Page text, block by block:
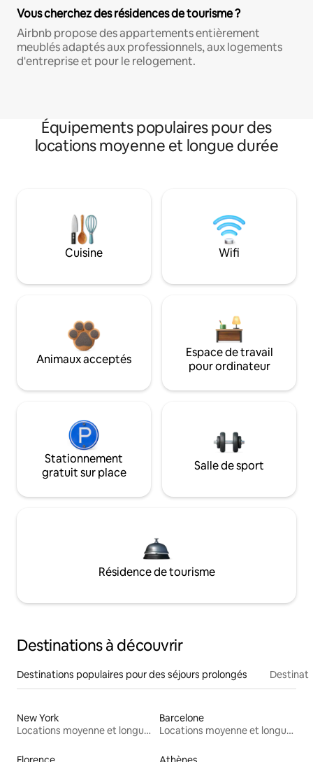
Vous cherchez des résidences de tourisme ?
Airbnb propose des appartements entièrement
meublés adaptés aux professionnels, aux logements
d'entreprise et pour le relogement.
Équipements populaires pour des
locations moyenne et longue durée
Cuisine Wifi
Animaux acceptés
Espace de travail
pour ordinateur
Stationnement
gratuit sur place
Salle de sport
Résidence de tourisme
Destinations à découvrir
Destinations populaires pour des séjours prolongés
New York
Locations moyenne et longue durée
Barcelone
Locations moyenne et longue durée